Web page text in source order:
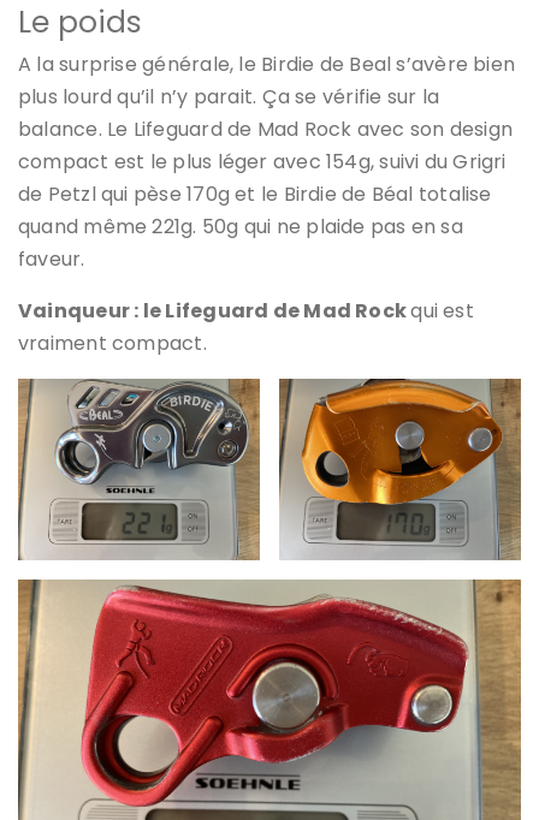
Le poids
A la surprise générale, le Birdie de Beal s’avère bien
plus lourd qu’il n’y parait. Ça se vérifie sur la
balance. Le Lifeguard de Mad Rock avec son design
compact est le plus léger avec 154g, suivi du Grigri
de Petzl qui pèse 170g et le Birdie de Béal totalise
quand même 221g. 50g qui ne plaide pas en sa
faveur.
Vainqueur : le Lifeguard de Mad Rockqui est
vraiment compact.